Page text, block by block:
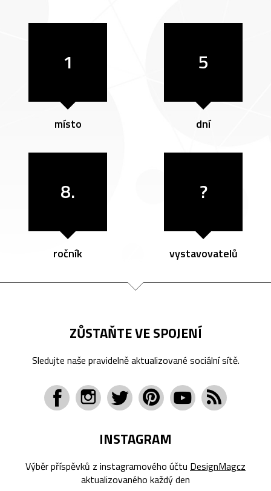
1
místo
5
dní
8.
ročník
?
vystavovatelů
ZŮSTAŇTE VE SPOJENÍ
Sledujte naše pravidelně aktualizované sociální sítě.
INSTAGRAM
Výběr příspěvků z instagramového účtu DesignMagcz
aktualizovaného každý den